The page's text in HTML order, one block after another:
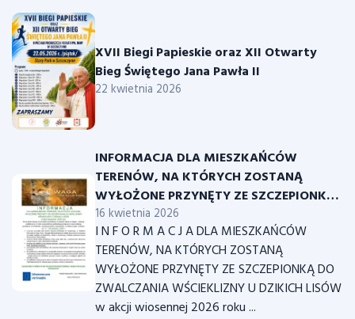
XVII Biegi Papieskie oraz XII Otwarty
Bieg Świętego Jana Pawła II
22 kwietnia 2026
INFORMACJA DLA MIESZKAŃCÓW
TERENÓW, NA KTÓRYCH ZOSTANĄ
WYŁOŻONE PRZYNĘTY ZE SZCZEPIONKĄ
DO ZWALCZANIA WŚCIEKLIZNY U
DZIKICH LISÓW w akcji wiosennej 2026
roku
16 kwietnia 2026
I N F O R M A C J A DLA MIESZKAŃCÓW
TERENÓW, NA KTÓRYCH ZOSTANĄ
WYŁOŻONE PRZYNĘTY ZE SZCZEPIONKĄ DO
ZWALCZANIA WŚCIEKLIZNY U DZIKICH LISÓW
w akcji wiosennej 2026 roku ...